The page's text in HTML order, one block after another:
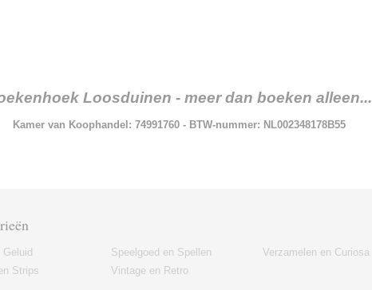
Loosduinen - meer dan boeken alleen...
Kamer van Koophandel: 74991760 - BTW-nummer: NL002348178B55
Strips
Speelgoed en Spellen
Vintage en Retro
Verzamelen en Curiosa